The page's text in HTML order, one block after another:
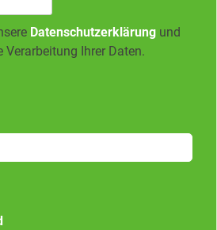
Datenschutzerklärung und
Ihrer Daten.